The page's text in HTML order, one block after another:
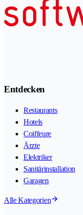
Entdecken
Restaurants
Hotels
Coiffeure
Ärzte
Elektriker
Sanitärinstallation
Garagen
Alle Kategorien